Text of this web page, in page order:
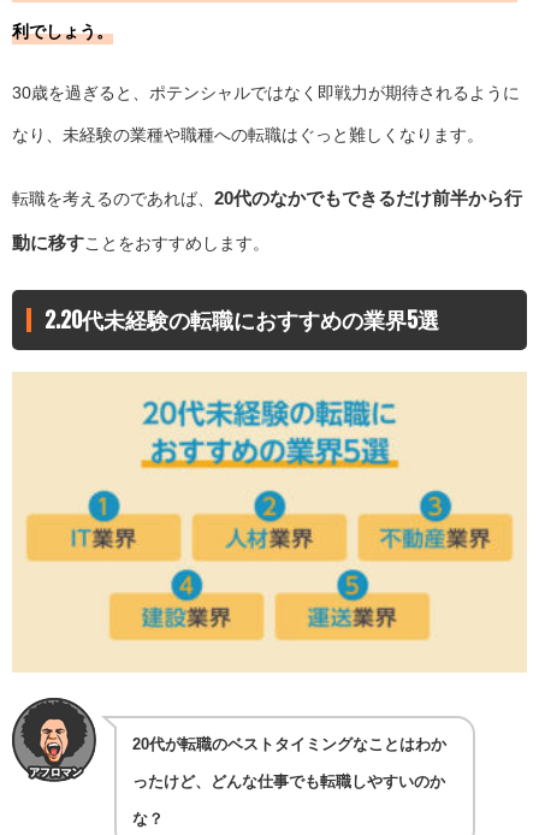
利でしょう。
30歳を過ぎると、ポテンシャルではなく即戦力が期待されるように
なり、未経験の業種や職種への転職はぐっと難しくなります。
転職を考えるのであれば、 20代のなかでもできるだけ前半から行
動に移すことをおすすめします。
2.20代未経験の転職におすすめの業界5選
20代が転職のベストタイミングなことはわか
ったけど、どんな仕事でも転職しやすいのか
な？